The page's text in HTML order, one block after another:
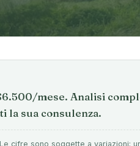
mese. Analisi
la sua consulenza.
cifre sono soggette a variazioni;